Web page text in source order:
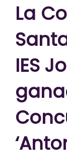
Areas
Tramita
La
IES